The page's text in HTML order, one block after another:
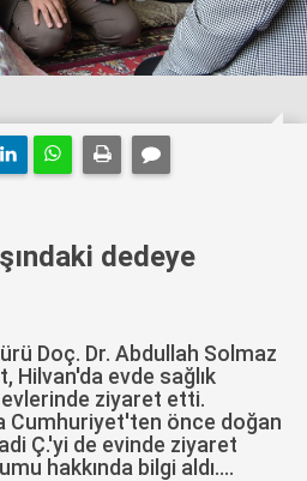
dedeye
Doç. Dr. Abdullah Solmaz
Hilvan'da evde sağlık
ziyaret etti.
Cumhuriyet'ten önce doğan
Ç.'yi de evinde ziyaret
hakkında bilgi aldı....